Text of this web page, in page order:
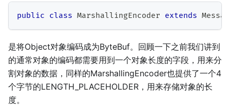
public class MarshallingEncoder extends
是将Object对象编码成为ByteBuf。回顾一下之前我们讲到
的通常对象的编码都需要用到一个对象长度的字段，用来分
割对象的数据，同样的MarshallingEncoder也提供了一个4
个字节的LENGTH_PLACEHOLDER，用来存储对象的长
度。